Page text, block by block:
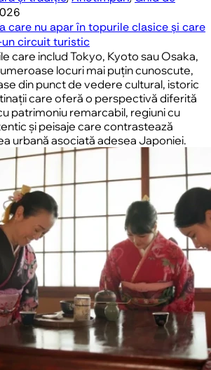
care nu apar în topurile clasice și care
circuit turistic
care includ Tokyo, Kyoto sau Osaka,
locuri mai puțin cunoscute,
din punct de vedere cultural, istoric
care oferă o perspectivă diferită
patrimoniu remarcabil, regiuni cu
și peisaje care contrastează
urbană asociată adesea Japoniei.